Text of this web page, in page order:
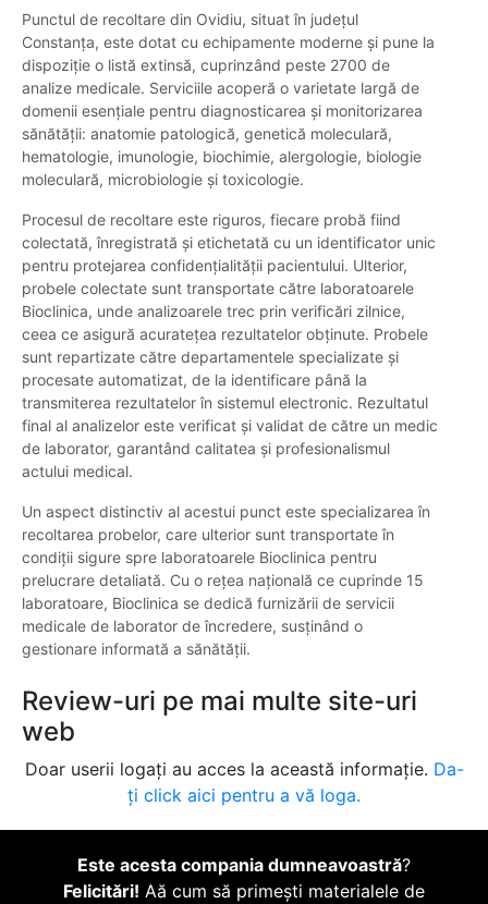
Punctul de recoltare din Ovidiu, situat în județul
Constanța, este dotat cu echipamente moderne și pune la
dispoziție o listă extinsă, cuprinzând peste 2700 de
analize medicale. Serviciile acoperă o varietate largă de
domenii esențiale pentru diagnosticarea și monitorizarea
sănătății: anatomie patologică, genetică moleculară,
hematologie, imunologie, biochimie, alergologie, biologie
moleculară, microbiologie și toxicologie.
Procesul de recoltare este riguros, fiecare probă fiind
colectată, înregistrată și etichetată cu un identificator unic
pentru protejarea confidențialității pacientului. Ulterior,
probele colectate sunt transportate către laboratoarele
Bioclinica, unde analizoarele trec prin verificări zilnice,
ceea ce asigură acuratețea rezultatelor obținute. Probele
sunt repartizate către departamentele specializate și
procesate automatizat, de la identificare până la
transmiterea rezultatelor în sistemul electronic. Rezultatul
final al analizelor este verificat și validat de către un medic
de laborator, garantând calitatea și profesionalismul
actului medical.
Un aspect distinctiv al acestui punct este specializarea în
recoltarea probelor, care ulterior sunt transportate în
condiții sigure spre laboratoarele Bioclinica pentru
prelucrare detaliată. Cu o rețea națională ce cuprinde 15
laboratoare, Bioclinica se dedică furnizării de servicii
medicale de laborator de încredere, susținând o
gestionare informată a sănătății.
Review-uri pe mai multe site-uri
web
Doar userii logați au acces la această informație. Da-
ți click aici pentru a vă loga.
Este acesta compania dumneavoastră?
Felicitări! Aă cum să primești materialele de